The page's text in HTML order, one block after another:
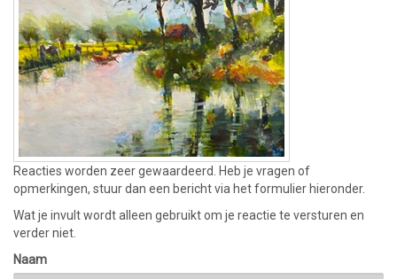
Reacties worden zeer gewaardeerd. Heb je vragen of
opmerkingen, stuur dan een bericht via het formulier hieronder.
Wat je invult wordt alleen gebruikt om je reactie te versturen en
verder niet.
Naam